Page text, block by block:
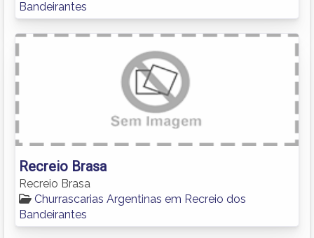
Bandeirantes
Recreio Brasa
Recreio Brasa
Churrascarias Argentinas em Recreio dos
Bandeirantes